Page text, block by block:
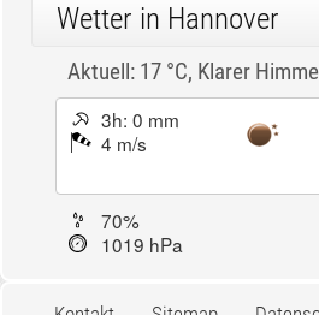
Wetter in Hannover
Aktuell: 17 °C, Klarer
3h: 0 mm
4 m/s
70%
1019 hPa